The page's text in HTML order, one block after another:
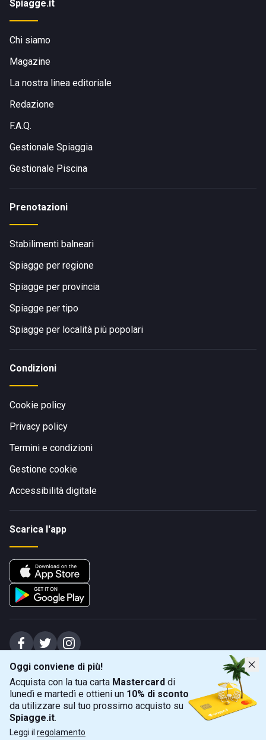
Oggi conviene di più!
Acquista con la tua carta Mastercard di
lunedì e martedì e ottieni un 10% di sconto
da utilizzare sul tuo prossimo acquisto su
Spiagge.it.
Leggi il regolamento
Spiagge.it
Chi siamo
Magazine
La nostra linea editoriale
Redazione
F.A.Q.
Gestionale Spiaggia
Gestionale Piscina
Prenotazioni
Stabilimenti balneari
Spiagge per regione
Spiagge per provincia
Spiagge per tipo
Spiagge per località più popolari
Condizioni
Cookie policy
Privacy policy
Termini e condizioni
Gestione cookie
Accessibilità digitale
Scarica l'app
Spiagge Srl - Sede legale: Via Marecchiese 48, 47923 Rimini (RN), IT -
capitale sociale Euro 31245,57 - Iscritta al registro delle imprese di Rimini
Sede operativa: Via Flaminia 180, 47924 Rimini (RN), IT
+39 0541 772375
info@spiagge.it - p.i./c.f. 04536640404
© 2026 Spiagge Srl. Tutti i diritti riservati.